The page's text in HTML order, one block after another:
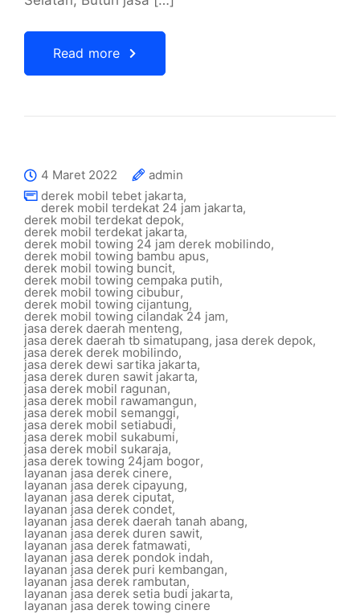
Read more
4 Maret 2022
admin
derek mobil tebet jakarta,
derek mobil terdekat 24 jam jakarta,
derek mobil terdekat depok,
derek mobil terdekat jakarta,
derek mobil towing 24 jam derek mobilindo,
derek mobil towing bambu apus,
derek mobil towing buncit,
derek mobil towing cempaka putih,
derek mobil towing cibubur,
derek mobil towing cijantung,
derek mobil towing cilandak 24 jam,
jasa derek daerah menteng,
jasa derek daerah tb simatupang, jasa derek depok,
jasa derek derek mobilindo,
jasa derek dewi sartika jakarta,
jasa derek duren sawit jakarta,
jasa derek mobil ragunan,
jasa derek mobil rawamangun,
jasa derek mobil semanggi,
jasa derek mobil setiabudi,
jasa derek mobil sukabumi,
jasa derek mobil sukaraja,
jasa derek towing 24jam bogor,
layanan jasa derek cinere,
layanan jasa derek cipayung,
layanan jasa derek ciputat,
layanan jasa derek condet,
layanan jasa derek daerah tanah abang,
layanan jasa derek duren sawit,
layanan jasa derek fatmawati,
layanan jasa derek pondok indah,
layanan jasa derek puri kembangan,
layanan jasa derek rambutan,
layanan jasa derek setia budi jakarta,
layanan jasa derek towing cinere